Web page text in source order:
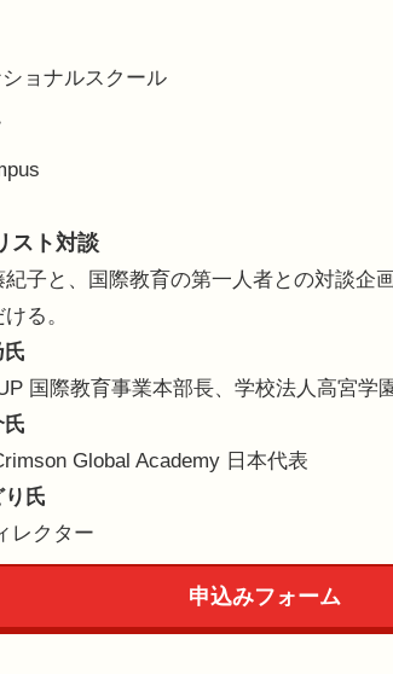
ョナルスクール
スト対談
子と、国際教育の第一人者との対談企
る。
国際教育事業本部長、学校法人高宮
Global Academy 日本代表
氏
レクター
申込みフォーム